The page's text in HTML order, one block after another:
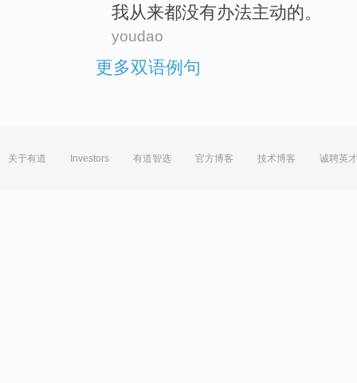
我从来都没有办法主动的。
youdao
更多双语例句
关于有道 Investors 有道智选 官方博客 技术博客 诚聘英才